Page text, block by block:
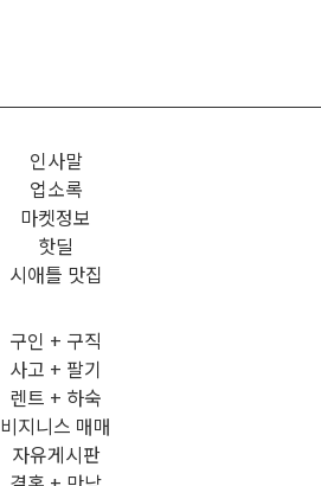
인사말
업소록
마켓정보
핫딜
시애틀 맛집
구인 + 구직
사고 + 팔기
렌트 + 하숙
비지니스 매매
자유게시판